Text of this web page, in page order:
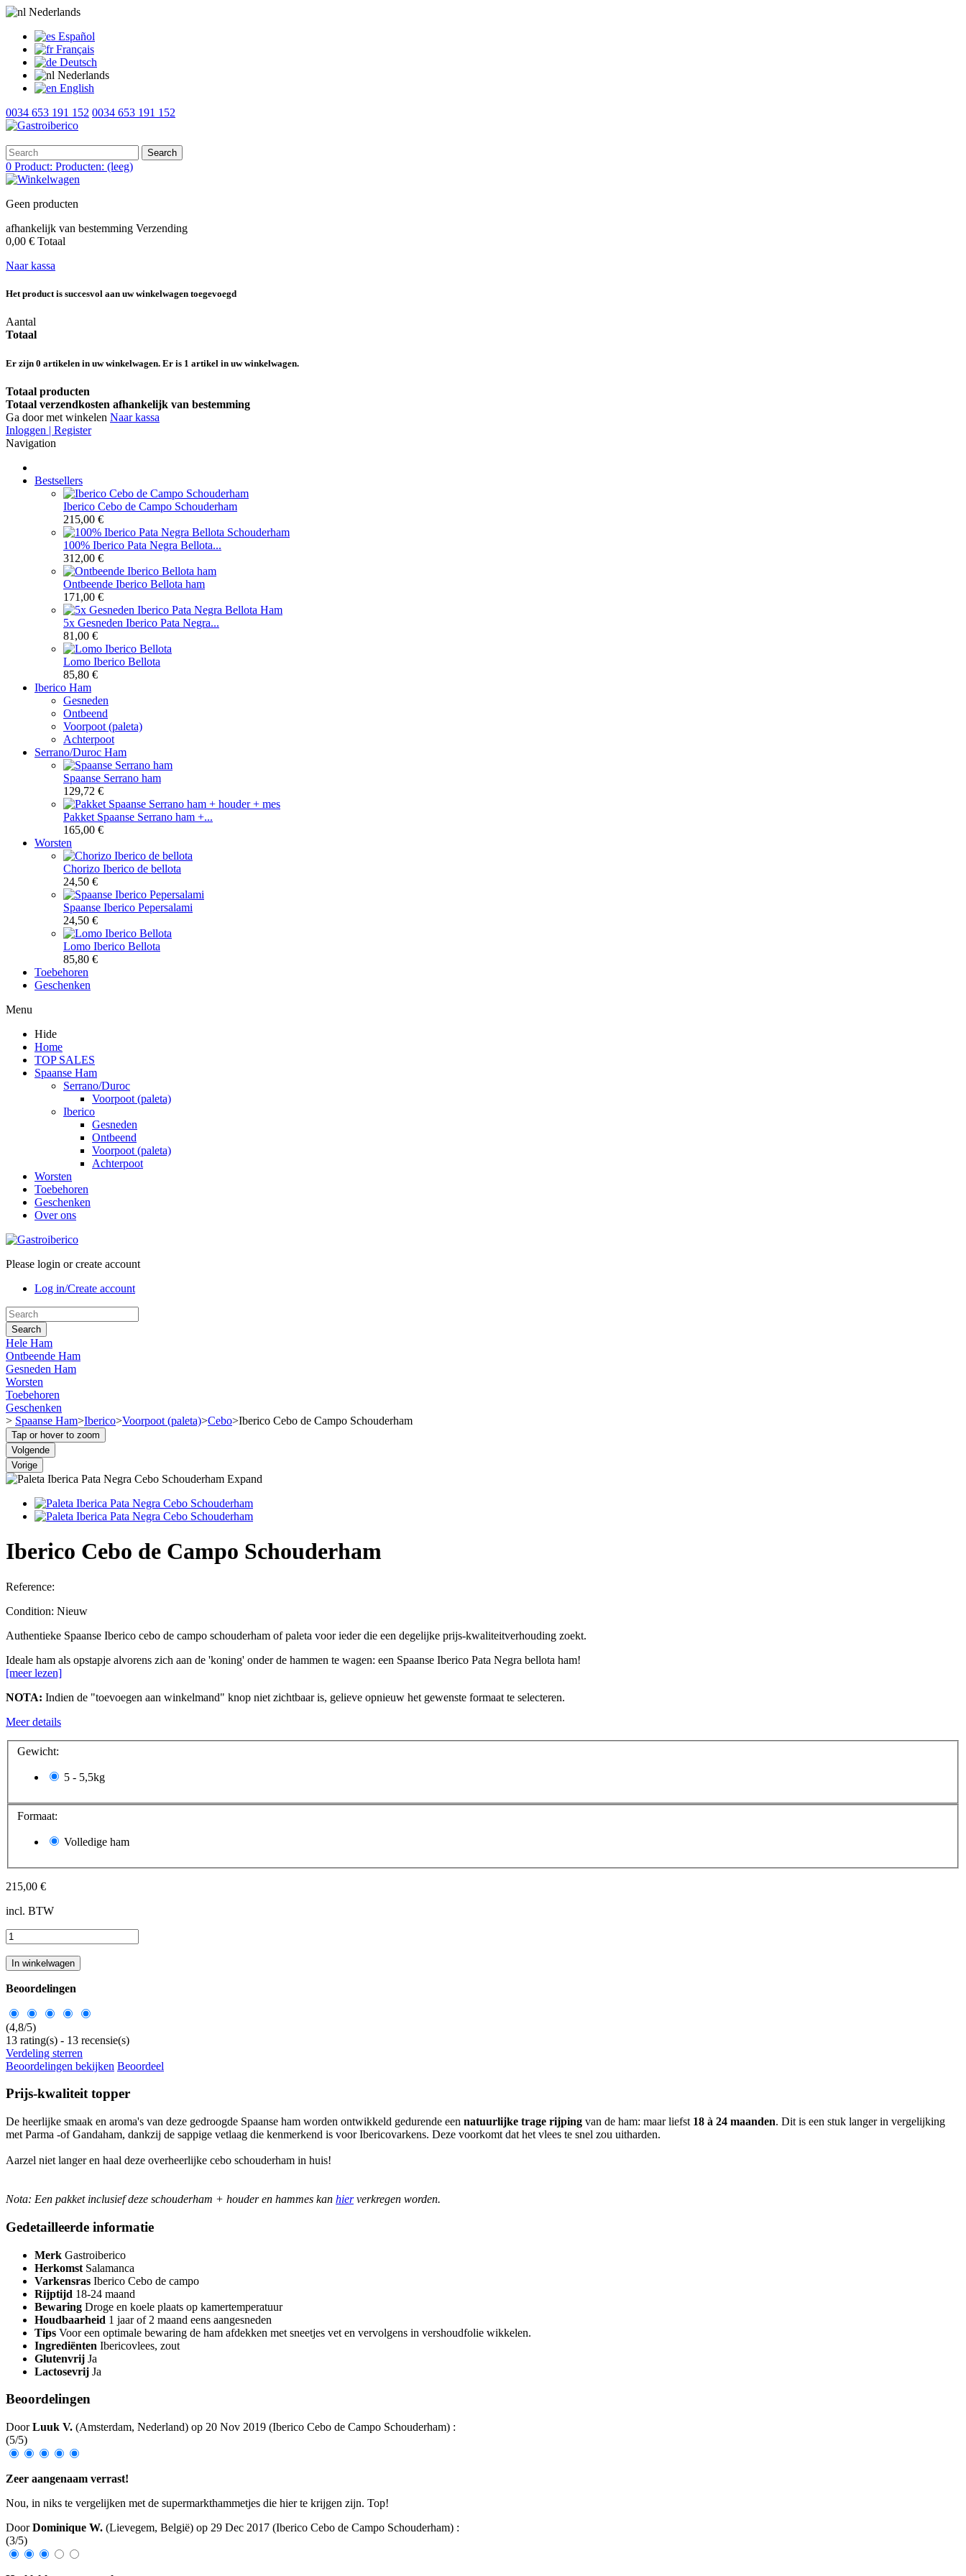
Nederlands
Español
Français
Deutsch
Nederlands
English
0034 653 191 152 0034 653 191 152
Search
0 Product: Producten: (leeg)
Geen producten
afhankelijk van bestemming Verzending
0,00 € Totaal
Naar kassa
Het product is succesvol aan uw winkelwagen toegevoegd
Aantal
Totaal
Er zijn 0 artikelen in uw winkelwagen. Er is 1 artikel in uw winkelwagen.
Totaal producten
Totaal verzendkosten afhankelijk van bestemming
Ga door met winkelen Naar kassa
Inloggen | Register
Navigation
Bestsellers
Iberico Cebo de Campo Schouderham
215,00 €
100% Iberico Pata Negra Bellota...
312,00 €
Ontbeende Iberico Bellota ham
171,00 €
5x Gesneden Iberico Pata Negra...
81,00 €
Lomo Iberico Bellota
85,80 €
Iberico Ham
Gesneden
Ontbeend
Voorpoot (paleta)
Achterpoot
Serrano/Duroc Ham
Spaanse Serrano ham
129,72 €
Pakket Spaanse Serrano ham +...
165,00 €
Worsten
Chorizo Iberico de bellota
24,50 €
Spaanse Iberico Pepersalami
24,50 €
Lomo Iberico Bellota
85,80 €
Toebehoren
Geschenken
Menu
Hide
Home
TOP SALES
Spaanse Ham
Serrano/Duroc
Voorpoot (paleta)
Iberico
Gesneden
Ontbeend
Voorpoot (paleta)
Achterpoot
Worsten
Toebehoren
Geschenken
Over ons
Please login or create account
Log in/Create account
Search
Hele Ham
Ontbeende Ham
Gesneden Ham
Worsten
Toebehoren
Geschenken
> Spaanse Ham>Iberico>Voorpoot (paleta)>Cebo>Iberico Cebo de Campo Schouderham
Tap or hover to zoom
Volgende
Vorige
Expand
Iberico Cebo de Campo Schouderham
Reference:
Condition: Nieuw
Authentieke Spaanse Iberico cebo de campo schouderham of paleta voor ieder die een degelijke prijs-kwaliteitverhouding zoekt.
Ideale ham als opstapje alvorens zich aan de 'koning' onder de hammen te wagen: een Spaanse Iberico Pata Negra bellota ham!
[meer lezen]
NOTA: Indien de "toevoegen aan winkelmand" knop niet zichtbaar is, gelieve opnieuw het gewenste formaat te selecteren.
Meer details
Gewicht:
5 - 5,5kg
Formaat:
Volledige ham
215,00 €
incl. BTW
In winkelwagen
Beoordelingen
(4,8/5)
13 rating(s) - 13 recensie(s)
Verdeling sterren
Beoordelingen bekijken Beoordeel
Prijs-kwaliteit topper
De heerlijke smaak en aroma's van deze gedroogde Spaanse ham worden ontwikkeld gedurende een natuurlijke trage rijping van de ham: maar liefst 18 à 24 maanden. Dit is een stuk langer in vergelijking
met Parma -of Gandaham, dankzij de sappige vetlaag die kenmerkend is voor Ibericovarkens. Deze voorkomt dat het vlees te snel zou uitharden.
Aarzel niet langer en haal deze overheerlijke cebo schouderham in huis!
Nota: Een pakket inclusief deze schouderham + houder en hammes kan hierverkregen worden.
Gedetailleerde informatie
Merk Gastroiberico
Herkomst Salamanca
Varkensras Iberico Cebo de campo
Rijptijd 18-24 maand
Bewaring Droge en koele plaats op kamertemperatuur
Houdbaarheid 1 jaar of 2 maand eens aangesneden
Tips Voor een optimale bewaring de ham afdekken met sneetjes vet en vervolgens in vershoudfolie wikkelen.
Ingrediënten Ibericovlees, zout
Glutenvrij Ja
Lactosevrij Ja
Beoordelingen
DoorLuuk V. (Amsterdam, Nederland) op 20 Nov 2019 (Iberico Cebo de Campo Schouderham) :
(5/5)
Zeer aangenaam verrast!
Nou, in niks te vergelijken met de supermarkthammetjes die hier te krijgen zijn. Top!
DoorDominique W. (Lievegem, België) op 29 Dec 2017 (Iberico Cebo de Campo Schouderham) :
(3/5)